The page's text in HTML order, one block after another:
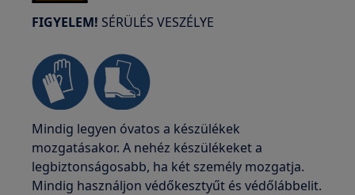
FIGYELEM! SÉRÜLÉS VESZÉLYE
Mindig legyen óvatos a készülékek
mozgatásakor. A nehéz készülékeket a
legbiztonságosabb, ha két személy mozgatja.
Mindig használjon védőkesztyűt és védőlábbelit.